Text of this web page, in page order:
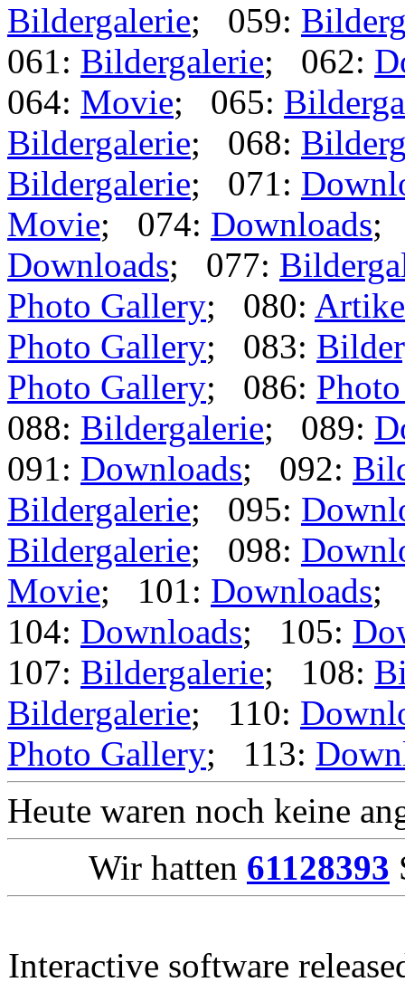
Bildergalerie; 059:
061: Bildergalerie; 062:
064: Movie; 065:
Bildergalerie; 068:
Bildergalerie; 071:
Movie; 074: Downloads;
Downloads; 077:
Photo Gallery; 080:
Photo Gallery; 083:
Photo Gallery; 086:
088: Bildergalerie; 089:
091: Downloads; 092:
Bildergalerie; 095:
Bildergalerie; 098:
Movie; 101: Downloads;
104: Downloads; 105:
107: Bildergalerie; 108:
Bildergalerie; 110:
Photo Gallery; 113:
Heute waren noch keine
Wir hatten 61128393
Interactive software